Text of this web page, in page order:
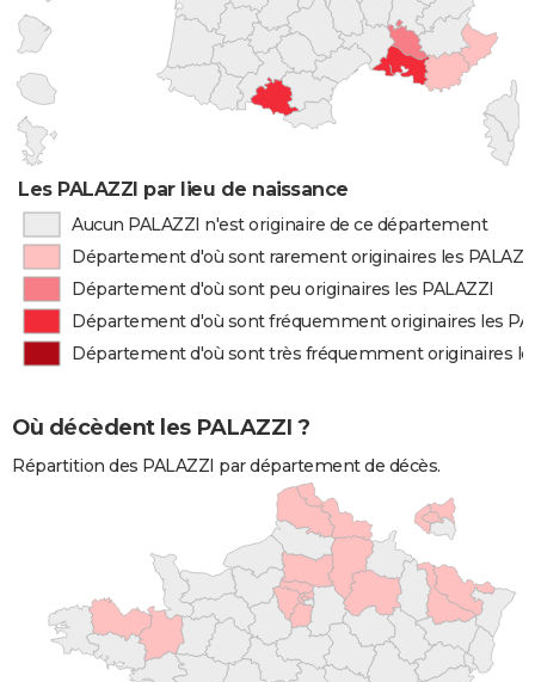
Les PALAZZI par lieu de naissance
Aucun PALAZZI n'est originaire de ce département
Département d'où sont rarement originaires les
Département d'où sont peu originaires les PALAZZI
Département d'où sont fréquemment originaires les
Département d'où sont très fréquemment originaires
Où décèdent les PALAZZI ?
Répartition des PALAZZI par département de décès.